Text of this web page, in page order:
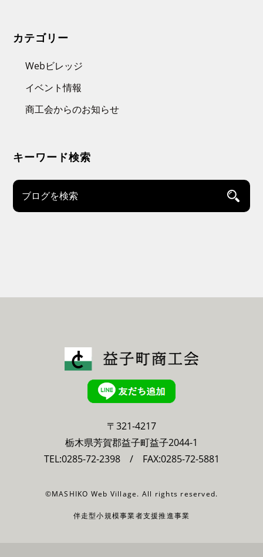
カテゴリー
Webビレッジ
イベント情報
商工会からのお知らせ
キーワード検索
〒321-4217
栃木県芳賀郡益子町益子2044-1
TEL:0285-72-2398/ FAX:0285-72-5881
©MASHIKO Web Village. All rights reserved.
伴走型小規模事業者支援推進事業